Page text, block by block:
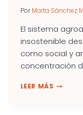
Por Marta Sánchez
El sistema
insostenible
como social y
concentración
LEER MÁS